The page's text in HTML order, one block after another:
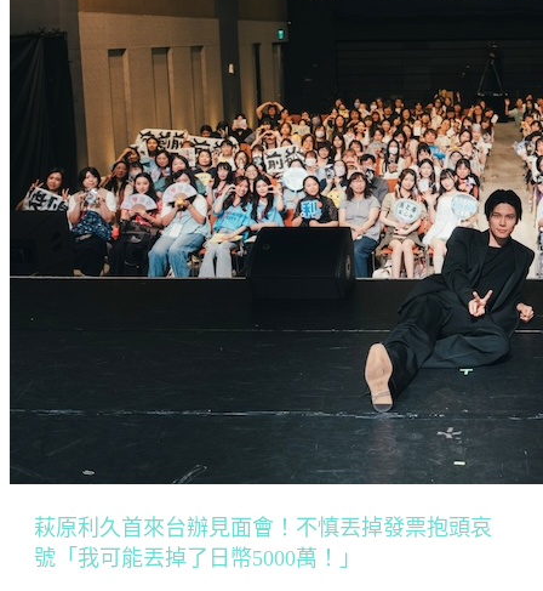
萩原利久首來台辦見面會！不慎丟掉發票抱頭哀
號「我可能丟掉了日幣5000萬！」